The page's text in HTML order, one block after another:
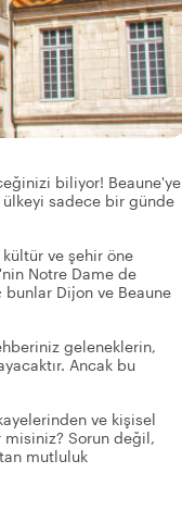
biliyor! Beaune'ye
sadece bir günde
ve şehir öne
Notre Dame de
Dijon ve Beaune
geleneklerin,
Ancak bu
ve kişisel
misiniz? Sorun değil,
mutluluk